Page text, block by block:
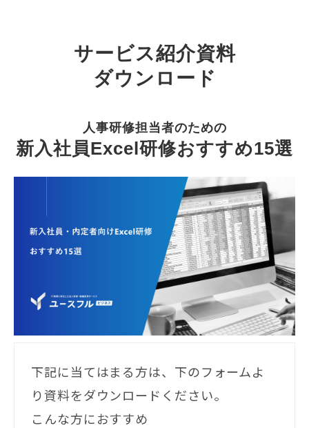
サービス紹介資料
ダウンロード
人事研修担当者のための
新入社員Excel研修おすすめ15選
下記に当てはまる方は、下のフォームよ
り資料をダウンロードください。
こんな方におすすめ